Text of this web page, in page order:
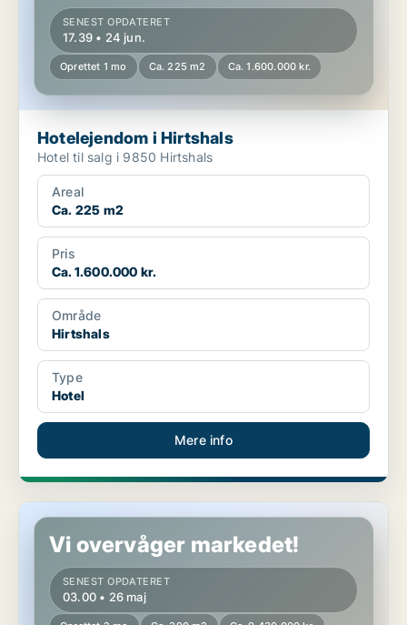
SENEST OPDATERET
17.39 • 24 jun.
Oprettet 1 mo Ca. 225 m2 Ca. 1.600.000 kr.
Hotelejendom i Hirtshals
Hotel til salg i 9850 Hirtshals
Areal
Ca. 225 m2
Pris
Ca. 1.600.000 kr.
Område
Hirtshals
Type
Hotel
Mere info
Hotelejendom i Aalborg
Vi overvåger markedet!
SENEST OPDATERET
03.00 • 26 maj